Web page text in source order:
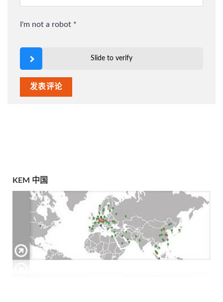
I'm not a robot *
Slide to verify
KEM 中国